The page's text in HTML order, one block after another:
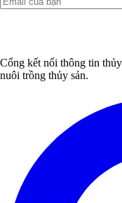
Cổng kết nối thông tin
nuôi trồng thủy sản.